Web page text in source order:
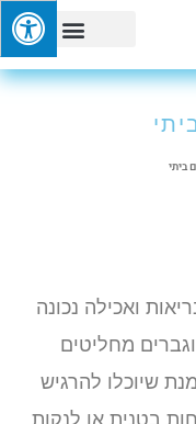
ביתי
ואכילה נכונה
מחליטים
שיוכלו להרגיש
בטנית או לנקות